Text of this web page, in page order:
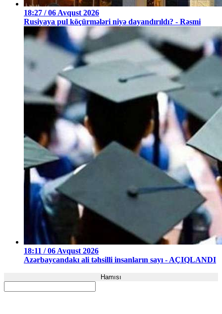
18:27 / 06 Avqust 2026
Rusiyaya pul köçürmələri niyə dayandırıldı? - Rəsmi
18:11 / 06 Avqust 2026
Azərbaycandakı ali təhsilli insanların sayı - AÇIQLANDI
Hamısı